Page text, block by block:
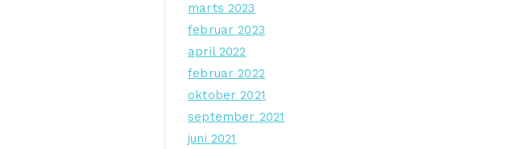
marts 2023
februar 2023
april 2022
februar 2022
oktober 2021
september 2021
juni 2021